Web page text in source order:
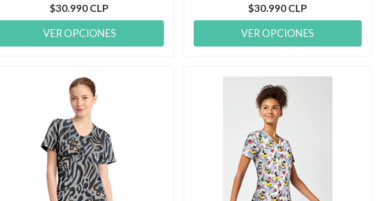
$30.990 CLP
VER OPCIONES
$30.990 CLP
VER OPCIONES